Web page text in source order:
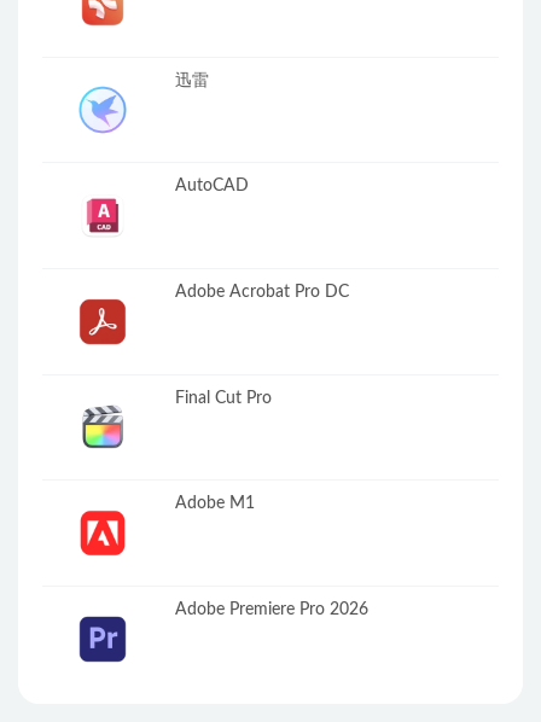
迅雷
AutoCAD
Adobe Acrobat Pro DC
Final Cut Pro
Adobe M1
Adobe Premiere Pro 2026